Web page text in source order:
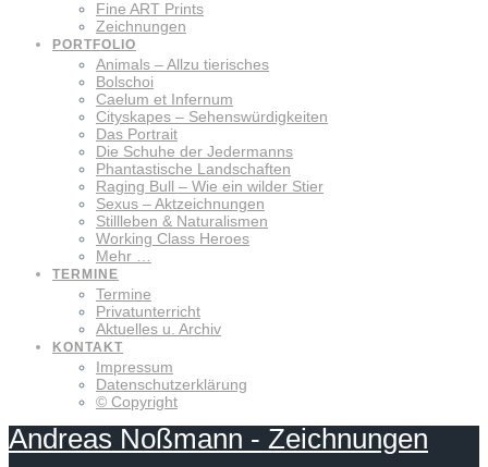
Fine ART Prints
Zeichnungen
PORTFOLIO
Animals – Allzu tierisches
Bolschoi
Caelum et Infernum
Cityskapes – Sehenswürdigkeiten
Das Portrait
Die Schuhe der Jedermanns
Phantastische Landschaften
Raging Bull – Wie ein wilder Stier
Sexus – Aktzeichnungen
Stillleben & Naturalismen
Working Class Heroes
Mehr …
TERMINE
Termine
Privatunterricht
Aktuelles u. Archiv
KONTAKT
Impressum
Datenschutzerklärung
© Copyright
Andreas Noßmann - Zeichnungen